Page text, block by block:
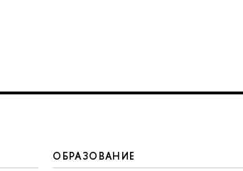
ОБРАЗОВАНИЕ